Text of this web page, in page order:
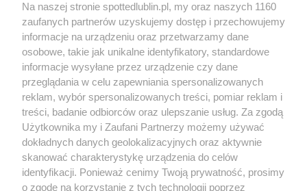
KATEGORIE
OGŁOSZENIA
WYDARZENIA
NA SKRÓTY
Regulamin
Polityka prywatności
RODO
Warunki korzystania z treści
Na naszej stronie spottedlublin.pl, my oraz naszych 1160
zaufanych partnerów uzyskujemy dostęp i przechowujemy
informacje na urządzeniu oraz przetwarzamy dane
osobowe, takie jak unikalne identyfikatory, standardowe
informacje wysyłane przez urządzenie czy dane
przeglądania w celu zapewniania spersonalizowanych
reklam, wybór spersonalizowanych treści, pomiar reklam i
treści, badanie odbiorców oraz ulepszanie usług. Za zgodą
Użytkownika my i Zaufani Partnerzy możemy używać
dokładnych danych geolokalizacyjnych oraz aktywnie
skanować charakterystykę urządzenia do celów
identyfikacji. Ponieważ cenimy Twoją prywatność, prosimy
o zgodę na korzystanie z tych technologii poprzez